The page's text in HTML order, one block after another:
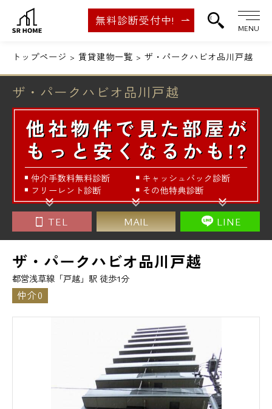
無料診断受付中!
MENU
トップページ 賃貸建物一覧 ザ・パークハビオ品川戸越
ザ・パークハビオ品川戸越
TEL MAIL LINE
ザ・パークハビオ品川戸越
都営浅草線「戸越」駅 徒歩1分
仲介0